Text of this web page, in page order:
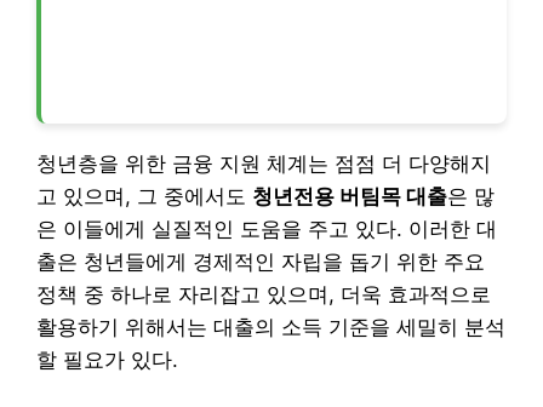
청년층을 위한 금융 지원 체계는 점점 더 다양해지
고 있으며, 그 중에서도 청년전용 버팀목 대출은 많
은 이들에게 실질적인 도움을 주고 있다. 이러한 대
출은 청년들에게 경제적인 자립을 돕기 위한 주요
정책 중 하나로 자리잡고 있으며, 더욱 효과적으로
활용하기 위해서는 대출의 소득 기준을 세밀히 분석
할 필요가 있다.